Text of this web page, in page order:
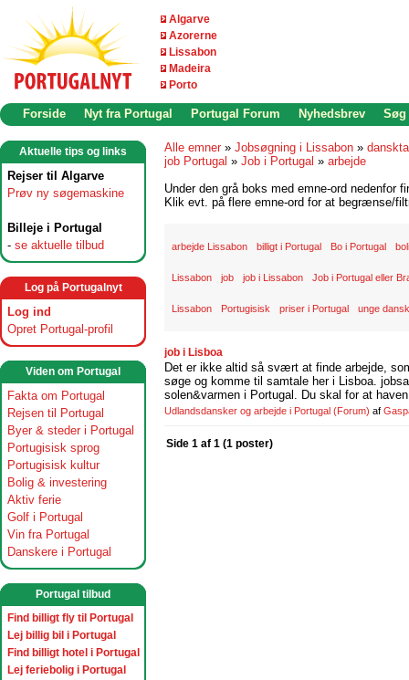
Algarve
Azorerne
Lissabon
Madeira
Porto
Forside Nyt fra Portugal Portugal Forum Nyhedsbrev Søg
Aktuelle tips og links
Rejser til Algarve
Prøv ny søgemaskine
Billeje i Portugal
- se aktuelle tilbud
Log på Portugalnyt
Log ind
Opret Portugal-profil
Viden om Portugal
Fakta om Portugal
Rejsen til Portugal
Byer & steder i Portugal
Portugisisk sprog
Portugisisk kultur
Bolig & investering
Aktiv ferie
Golf i Portugal
Vin fra Portugal
Danskere i Portugal
Portugal tilbud
Find billigt fly til Portugal
Lej billig bil i Portugal
Find billigt hotel i Portugal
Lej feriebolig i Portugal
Alle emner » Jobsøgning i Lissabon »
job Portugal » Job i Portugal » arbejde
Under den grå boks med emne-ord nedenfor
Klik evt. på flere emne-ord for at begrænse/
arbejde Lissabon billigt i Portugal Bo i Portugal
Lissabon job job i Lissabon Job i Portugal eller
Lissabon Portugisisk priser i Portugal unge
job i Lisboa
Det er ikke altid så svært at finde arbejde,
søge og komme til samtale her i Lisboa.
solen&varmen i Portugal. Du skal for at
Udlandsdansker og arbejde i Portugal (Forum) af
Side 1 af 1 (1 poster)